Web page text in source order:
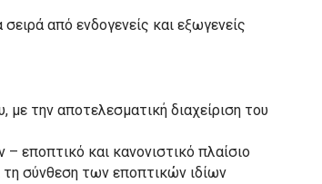
από ενδογενείς και εξωγενείς
την αποτελεσματική διαχείριση του
εποπτικό και κανονιστικό πλαίσιο
τη σύνθεση των εποπτικών ιδίων